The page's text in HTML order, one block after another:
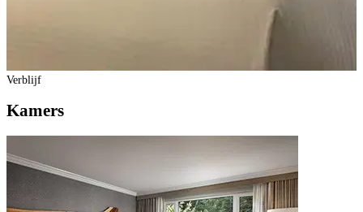
Verblijf
Kamers